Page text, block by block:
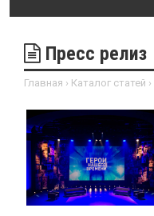
Пресс релиз
Главная › Каталог статей ›